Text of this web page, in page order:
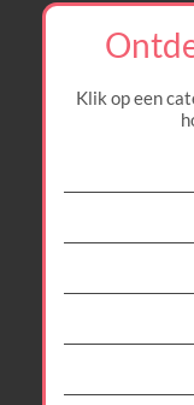
Klik op een